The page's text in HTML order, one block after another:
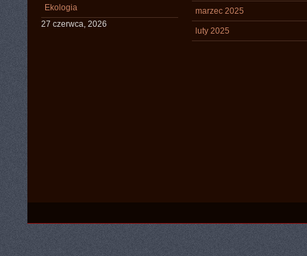
Ekologia
27 czerwca, 2026
marzec 2025
luty 2025